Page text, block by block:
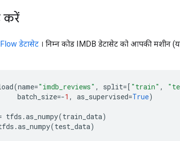
करें
डेटासेट । निम्न कोड IMDB डेटासेट को आपकी मशीन
(name="imdb_reviews" , split=[ "train" ,
=-1 , as_supervised=True)
tfds .as_numpy(train_data)
.as_numpy(test_data)